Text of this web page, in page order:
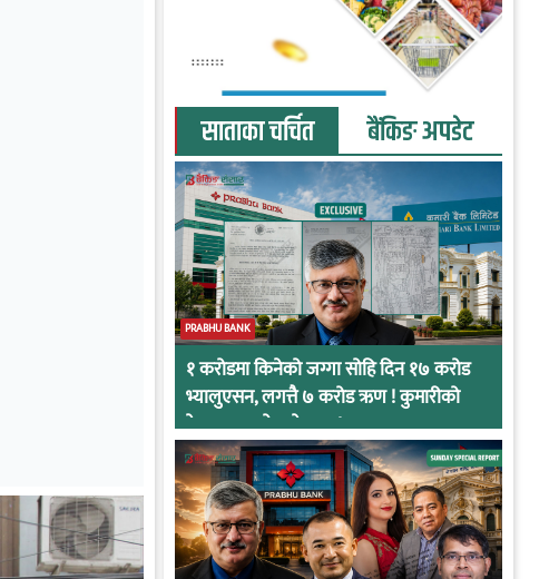
साताका चर्चित बैंकिङ अपडेट
PRABHU BANK
१ करोडमा किनेको जग्गा सोहि दिन १७ करोड
भ्यालुएसन, लगत्तै ७ करोड ऋण ! कुमारीको
केसमा प्रभुको कनेक्सन !